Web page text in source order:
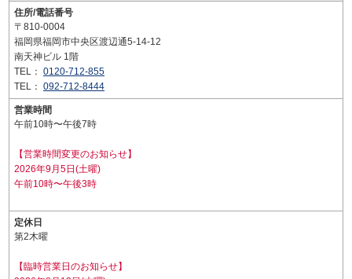
住所/電話番号
〒810-0004
福岡県福岡市中央区渡辺通5-14-12
南天神ビル 1階
TEL： 0120-712-855
TEL： 092-712-8444
営業時間
午前10時〜午後7時
【営業時間変更のお知らせ】
2026年9月5日(土曜)
午前10時〜午後3時
定休日
第2木曜
【臨時営業日のお知らせ】